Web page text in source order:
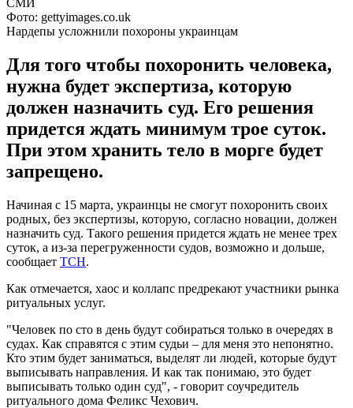
Фото: gettyimages.co.uk
Нардепы усложнили похороны украинцам
Для того чтобы похоронить человека,
нужна будет экспертиза, которую
должен назначить суд. Его решения
придется ждать минимум трое суток.
При этом хранить тело в морге будет
запрещено.
Начиная с 15 марта, украинцы не смогут похоронить своих
родных, без экспертизы, которую, согласно новации, должен
назначить суд. Такого решения придется ждать не менее трех
суток, а из-за перегруженности судов, возможно и дольше,
сообщает ТСН.
Как отмечается, хаос и коллапс предрекают участники рынка
ритуальных услуг.
"Человек по сто в день будут собираться только в очередях в
судах. Как справятся с этим судьи – для меня это непонятно.
Кто этим будет заниматься, выделят ли людей, которые будут
выписывать направления. И как так понимаю, это будет
выписывать только один суд", - говорит соучредитель
ритуального дома Феликс Чехович.